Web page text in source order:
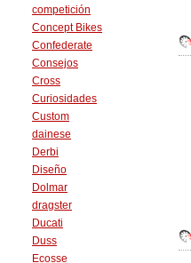
competición
Concept Bikes
Confederate
Consejos
Cross
Curiosidades
Custom
dainese
Derbi
Diseño
Dolmar
dragster
Ducati
Duss
Ecosse